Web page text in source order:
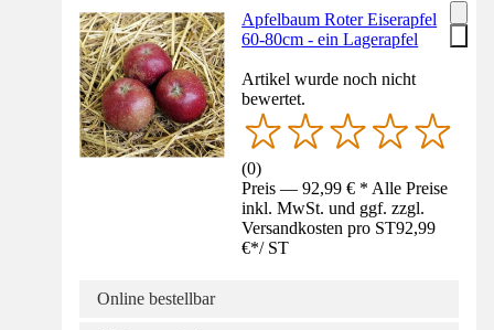
Apfelbaum Roter Eiserapfel
60-80cm - ein Lagerapfel
Artikel wurde noch nicht
bewertet.
(0)
Preis — 92,99 € * Alle Preise
inkl. MwSt. und ggf. zzgl.
Versandkosten pro ST92,99
€*/ ST
Online bestellbar